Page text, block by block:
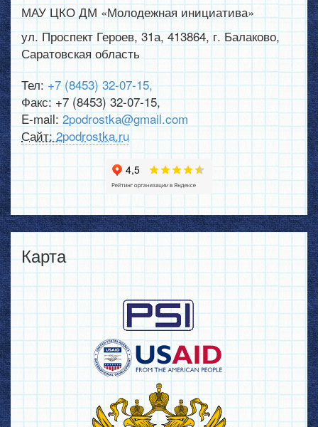
МАУ ЦКО ДМ «Молодежная инициатива»
ул. Проспект Героев, 31а,413864,г. Балаково,
Саратовская область
Тел:+7 (8453) 32-07-15,
Факс:+7 (8453) 32-07-15,
E-mail:2podrostka@gmail.com
Сайт:2podrostka.ru
Карта